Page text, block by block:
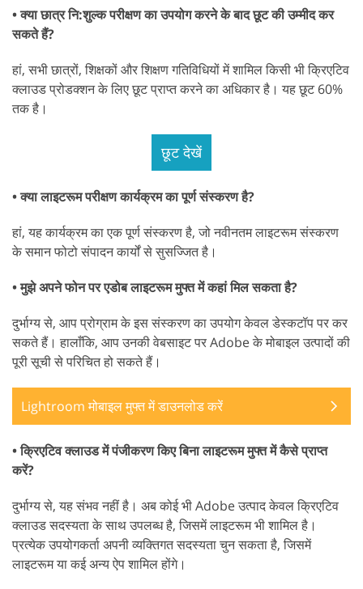
• क्या छात्र नि:शुल्क परीक्षण का उपयोग करने के बाद छूट की उम्मीद कर
सकते हैं?
हां, सभी छात्रों, शिक्षकों और शिक्षण गतिविधियों में शामिल किसी भी क्रिएटिव
क्लाउड प्रोडक्शन के लिए छूट प्राप्त करने का अधिकार है। यह छूट 60%
तक है।
छूट देखें
• क्या लाइटरूम परीक्षण कार्यक्रम का पूर्ण संस्करण है?
हां, यह कार्यक्रम का एक पूर्ण संस्करण है, जो नवीनतम लाइटरूम संस्करण
के समान फोटो संपादन कार्यों से सुसज्जित है।
• मुझे अपने फोन पर एडोब लाइटरूम मुफ्त में कहां मिल सकता है?
दुर्भाग्य से, आप प्रोग्राम के इस संस्करण का उपयोग केवल डेस्कटॉप पर कर
सकते हैं। हालाँकि, आप उनकी वेबसाइट पर Adobe के मोबाइल उत्पादों की
पूरी सूची से परिचित हो सकते हैं।
Lightroom मोबाइल मुफ्त में डाउनलोड करें
• क्रिएटिव क्लाउड में पंजीकरण किए बिना लाइटरूम मुफ्त में कैसे प्राप्त
करें?
दुर्भाग्य से, यह संभव नहीं है। अब कोई भी Adobe उत्पाद केवल क्रिएटिव
क्लाउड सदस्यता के साथ उपलब्ध है, जिसमें लाइटरूम भी शामिल है।
प्रत्येक उपयोगकर्ता अपनी व्यक्तिगत सदस्यता चुन सकता है, जिसमें
लाइटरूम या कई अन्य ऐप शामिल होंगे।